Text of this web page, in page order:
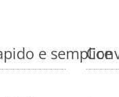
e semplice